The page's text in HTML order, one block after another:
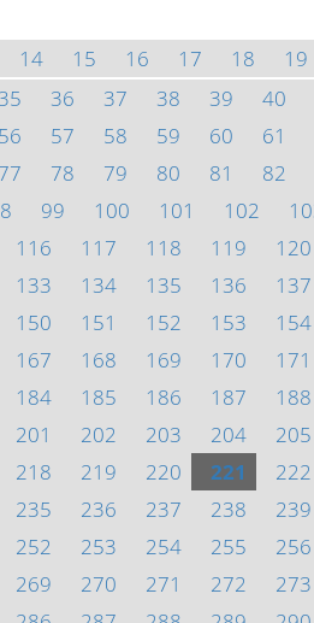
14 15 16 17 18 19
35 36 37 38 39 40
56 57 58 59 60 61
77 78 79 80 81 82
99 100 101 102
116 117 118 119 120
133 134 135 136 137
150 151 152 153 154
167 168 169 170 171
184 185 186 187 188
201 202 203 204 205
218 219 220 221 222
235 236 237 238 239
252 253 254 255 256
269 270 271 272 273